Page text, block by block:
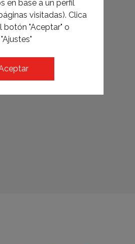
en base a un perfil
visitadas). Clica
botón "Aceptar" o